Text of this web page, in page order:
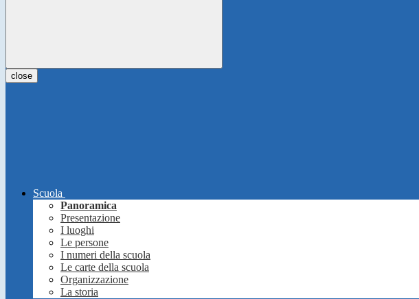
close
Scuola
Panoramica
Presentazione
I luoghi
Le persone
I numeri della scuola
Le carte della scuola
Organizzazione
La storia